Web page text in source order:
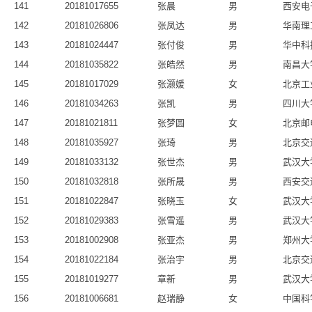
141
20181017655 张晨 男
西安电
142
20181026806 张凤达 男
华南理
143
20181024447 张付俊 男
华中科
144
20181035822 张皓然 男
南昌大
145
20181017029 张灏媛 女
北京工
146
20181034263 张凯 男
四川大
147
20181021811 张梦圆 女
北京邮
148
20181035927 张琦 男
北京交
149
20181033132 张世杰 男
武汉大
150
20181032818 张所晟 男
西安交
151
20181022847 张晓玉 女
武汉大
152
20181029383 张雪遥 男
武汉大
153
20181002908 张亚杰 男
郑州大
154
20181022184 张治宇 男
北京交
155
20181019277 章新 男
武汉大
156
20181006681 赵瑞静 女
中国